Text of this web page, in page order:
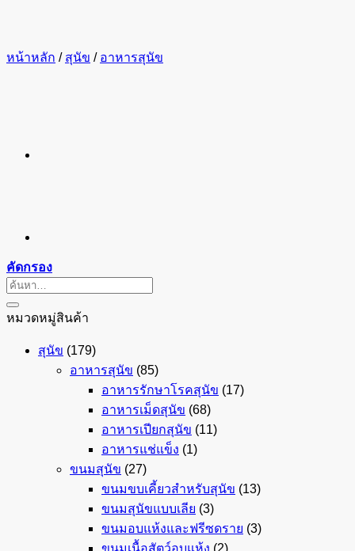
หน้าหลัก / สุนัข / อาหารสุนัข
คัดกรอง
ค้นหา:
หมวดหมู่สินค้า
สุนัข (179)
อาหารสุนัข (85)
อาหารรักษาโรคสุนัข (17)
อาหารเม็ดสุนัข (68)
อาหารเปียกสุนัข (11)
อาหารแช่แข็ง (1)
ขนมสุนัข (27)
ขนมขบเคี้ยวสำหรับสุนัข (13)
ขนมสุนัขแบบเลีย (3)
ขนมอบแห้งและฟรีซดราย (3)
ขนมเนื้อสัตว์อบแห้ง (2)